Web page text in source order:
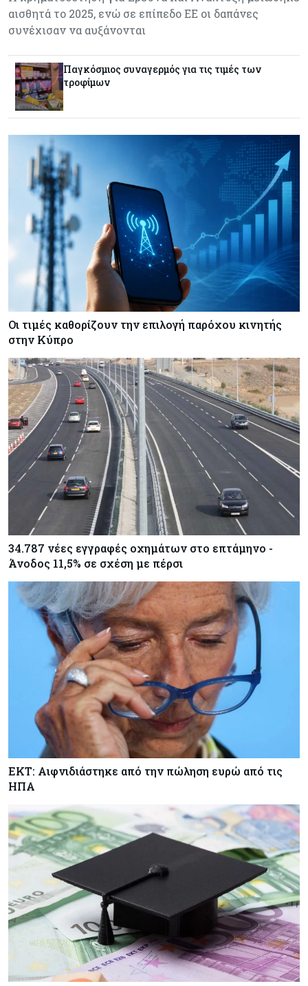
Εμπορεύματα 07-08-2026
Goldman Sachs: Το Brent θα κυμανθεί στα $80-
Μέση Ανατολή
Εμπορεύματα 07-08-2026
Πετρέλαιο: Πιάνει και πάλι τα 83 δολάρια το
Brent μετά το σχέδιο του Ιράν για τα Στενά του
Ορμούζ
Κόσμος 07-08-2026
Ευρωπαϊκή αυτοκινητοβιομηχανία: Αναζητά
σωσίβιο στην Κίνα
Κύπρος 07-08-2026
Πώς οι κυπριακές τράπεζες «τιμολογούν» τον
πόλεμο
Κύπρος 06-08-2026
Νέα διοικητικά συμβούλια σε Cyta, AHK και σε
άλλους ημικρατικούς ενέκρινε το ΥΣ
αισθητά το 2025, ενώ σε επίπεδο ΕΕ οι δαπάνες
συνέχισαν να αυξάνονται
Παγκόσμιος συναγερμός για τις τιμές των
τροφίμων
Οι τιμές καθορίζουν την επιλογή παρόχου κινητής
στην Κύπρο
34.787 νέες εγγραφές οχημάτων στο επτάμηνο -
Άνοδος 11,5% σε σχέση με πέρσι
ΕΚΤ: Αιφνιδιάστηκε από την πώληση ευρώ από τις
ΗΠΑ